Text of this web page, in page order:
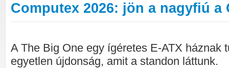
Computex 2026: jön a nagyfiú a
A The Big One egy ígéretes E-ATX háznak
egyetlen újdonság, amit a standon láttunk.